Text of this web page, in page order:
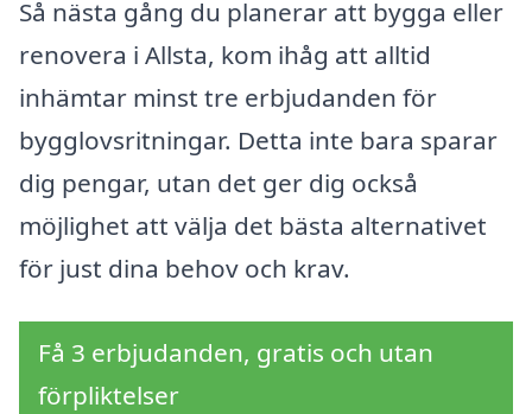
Så nästa gång du planerar att bygga eller
renovera i Allsta, kom ihåg att alltid
inhämtar minst tre erbjudanden för
bygglovsritningar. Detta inte bara sparar
dig pengar, utan det ger dig också
möjlighet att välja det bästa alternativet
för just dina behov och krav.
Få 3 erbjudanden, gratis och utan
förpliktelser